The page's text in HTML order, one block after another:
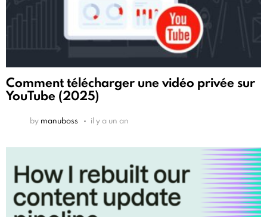
Comment télécharger une vidéo privée sur
YouTube (2025)
by manuboss il y a un an